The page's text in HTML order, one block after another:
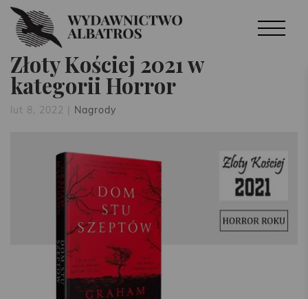
Złoty Kościej 2021 w
kategorii Horror
lut 8, 2022 | Nagrody